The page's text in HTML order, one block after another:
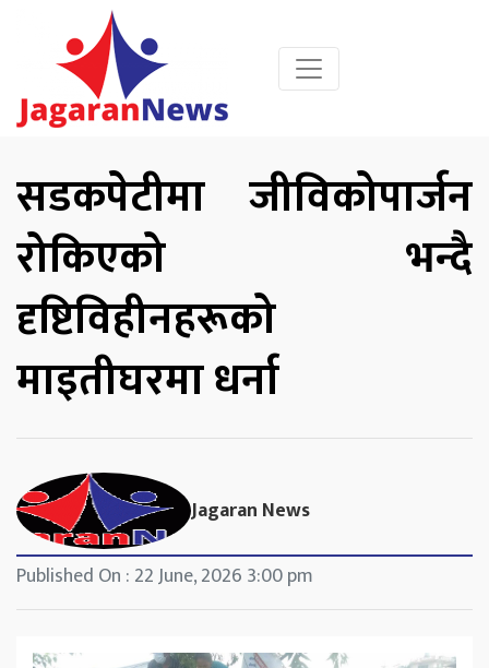
सडकपेटीमा जीविकोपार्जन
रोकिएको भन्दै
दृष्टिविहीनहरूको
माइतीघरमा धर्ना
Jagaran News
Published On : 22 June, 2026 3:00 pm